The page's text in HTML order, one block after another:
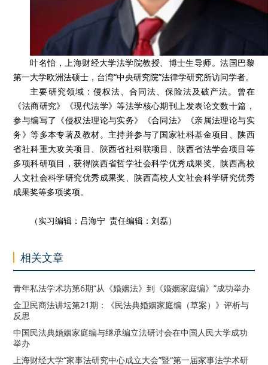
叶名怡，上海财经大学法学院教授、博士生导师。法国巴黎
第一大学欧洲法硕士，台湾“中央研究院”法律学研究所访问学者。
主要研究领域：侵权法、合同法、保险法及破产法。曾在
《法商研究》《现代法学》等法学核心期刊上发表论文数十篇，
参与编写了《侵权法理论与实务》《合同法》《亲属法理论与实
务》等多本专著及教材。主持并参与了国家社科基金项目、陕西
省社科重大攻关项目、陕西省社科联项目、陕西省法学会项目等
多项科研项目，获得陕西省哲学社会科学优秀成果奖、陕西高校
人文社会科学研究优秀成果奖、陕西高校人文社会科学研究优秀
成果奖等多项奖项。
（实习编辑：吕海宁 责任编辑：刘磊）
相关文章
青年私法学术坊第6期“从《婚姻法》到《婚姻家庭编》”成功举办
金卫民商法讲坛第21期：《民法典婚姻家庭编（草案）》评析与
反思
中国民法典婚姻家庭编与继承编立法研讨会在中国人民大学成功
举办
上海财经大学“家事法研究中心成立大会”暨“第一届家事法学术研